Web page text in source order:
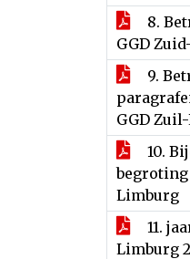
8.
GGD
9.
GGD
10.
begroting
Limburg
11.
Limburg